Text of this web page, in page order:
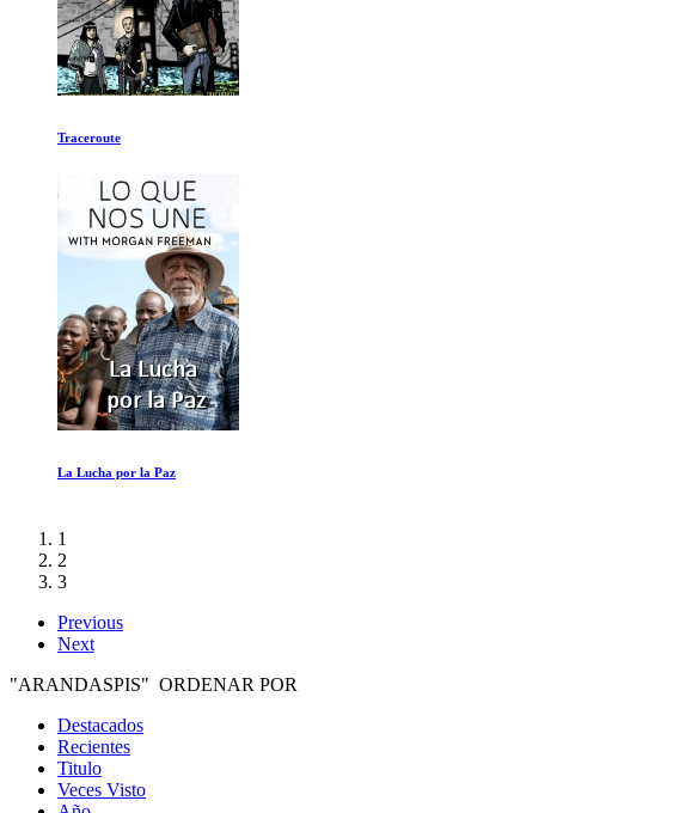
No somos surfistas
Conor Mcgregor: Notorious
1
2
3
Previous
Next
"ARANDASPIS" ORDENAR POR
Destacados
Recientes
Titulo
Veces Visto